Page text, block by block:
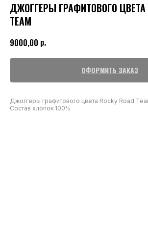
ДЖОГГЕРЫ ГРАФИТОВОГО ЦВЕТА
TEAM
9000,00 р.
ОФОРМИТЬ ЗАКАЗ
Джоггеры графитового цвета Rocky Road
Состав хлопок 100%